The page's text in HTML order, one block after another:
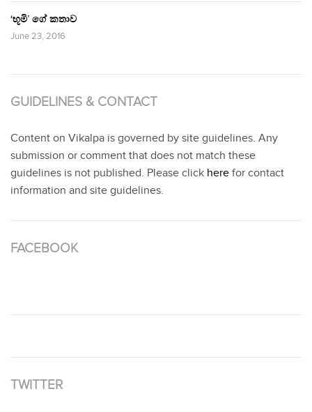
‘භූමි’ ගේ කතාව
June 23, 2016
GUIDELINES & CONTACT
Content on Vikalpa is governed by site guidelines. Any
submission or comment that does not match these
guidelines is not published. Please click here for contact
information and site guidelines.
FACEBOOK
TWITTER